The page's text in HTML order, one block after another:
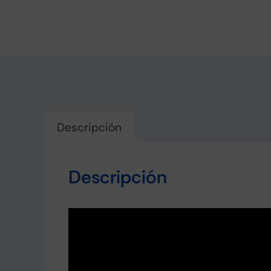
Descripción
Descripción